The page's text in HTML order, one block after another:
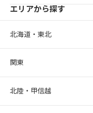
エリアから探す
北海道・東北
関東
北陸・甲信越